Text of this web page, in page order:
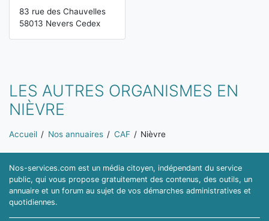
83 rue des Chauvelles
58013 Nevers Cedex
LES AUTRES ORGANISMES EN
NIÈVRE
Vous êtes ici:
Accueil Nos annuaires CAF Nièvre
Nos-services.com est un média citoyen, indépendant du service
public, qui vous propose gratuitement des contenus, des outils, un
annuaire et un forum au sujet de vos démarches administratives et
quotidiennes.